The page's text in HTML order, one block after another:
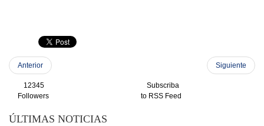
Anterior Siguiente
12345
Followers
Subscriba
to RSS Feed
ÚLTIMAS NOTICIAS